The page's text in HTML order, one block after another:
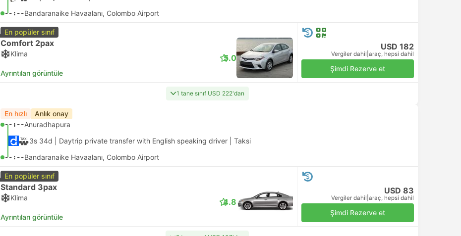
--:--Bandaranaike Havaalanı, Colombo Airport
En popüler sınıf
Comfort 2pax
Klima
Ayrıntıları görüntüle
5.0
USD 182
Vergiler dahil araç, hepsi dahil
Şimdi Rezerve et
1 tane sınıf USD 222'dan
En hızlı Anlık onay
--:--Anuradhapura
3s 34d | Daytrip private transfer with English speaking driver Taksi
--:--Bandaranaike Havaalanı, Colombo Airport
En popüler sınıf
Standard 3pax
Klima
Ayrıntıları görüntüle
4.8
USD 83
Vergiler dahil araç, hepsi dahil
Şimdi Rezerve et